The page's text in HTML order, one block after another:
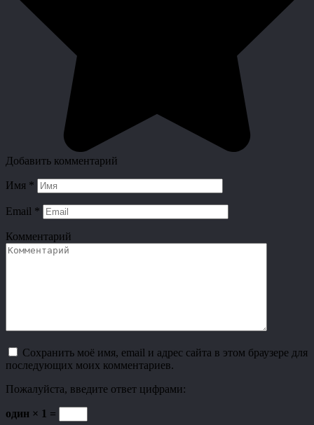
Добавить комментарий
Имя *
Email *
Комментарий
Сохранить моё имя, email и адрес сайта в этом браузере для
последующих моих комментариев.
Пожалуйста, введите ответ цифрами:
один × 1 =